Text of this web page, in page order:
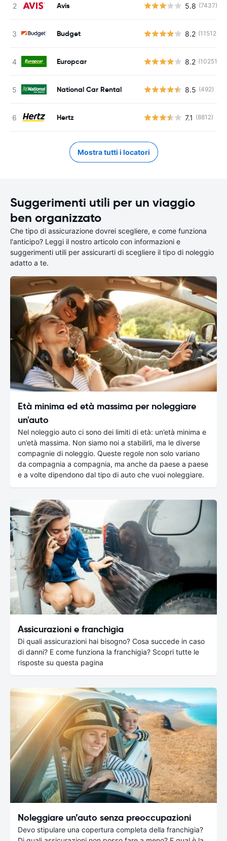
Avis 5.8 (7437)
Budget 8.2 (11512)
Europcar 8.2 (10251)
National Car Rental 8.5 (492)
Hertz 7.1 (8812)
Mostra tutti i locatori
Suggerimenti utili per un viaggio
ben organizzato
Che tipo di assicurazione dovrei scegliere, e come funziona
l'anticipo? Leggi il nostro articolo con informazioni e
suggerimenti utili per assicurarti di scegliere il tipo di noleggio
adatto a te.
Età minima ed età massima per noleggiare
un'auto
Nel noleggio auto ci sono dei limiti di età: un’età minima e
un’età massima. Non siamo noi a stabilirli, ma le diverse
compagnie di noleggio. Queste regole non solo variano
da compagnia a compagnia, ma anche da paese a paese
e a volte dipendono dal tipo di auto che vuoi noleggiare.
Assicurazioni e franchigia
Di quali assicurazioni hai bisogno? Cosa succede in caso
di danni? E come funziona la franchigia? Scopri tutte le
risposte su questa pagina
Noleggiare un’auto senza preoccupazioni
Devo stipulare una copertura completa della franchigia?